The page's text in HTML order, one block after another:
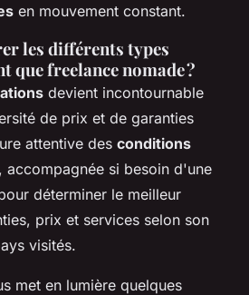
en mouvement constant.
les différents types
que freelance nomade ?
devient incontournable
de prix et de garanties
attentive des conditions
accompagnée si besoin d'une
déterminer le meilleur
prix et services selon son
visités.
met en lumière quelques